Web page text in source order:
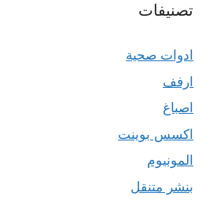
تصنيفات
ادوات صحية
ارفف
اصباغ
اكسس بوينت
المونيوم
بنشر متنقل